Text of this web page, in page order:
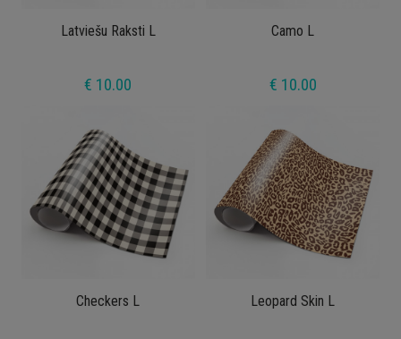
Latviešu Raksti L
€ 10.00
Camo L
€ 10.00
Checkers L Leopard Skin L